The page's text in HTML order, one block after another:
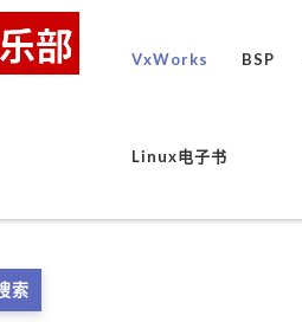
VxWorks BSP
Linux电子书
索